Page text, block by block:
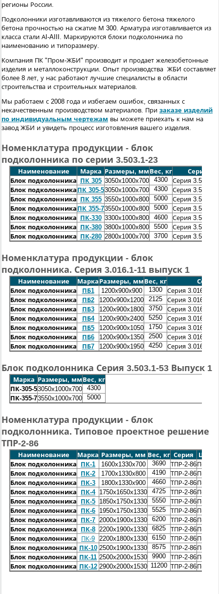
регионы России.
Подколонники изготавливаются из тяжелого бетона тяжелого
бетона прочностью на сжатие М 300. Арматура изготавливается из
класса стали АI-AIII. Маркируются блоки подколонника по
наименованию и типоразмеру.
Компания ПК "Пром-ЖБИ" производит и продает железобетонные
изделия и металлоконструкции. Опыт производства ЖБИ составляет
более 8 лет, у нас работают лучшие специалисты в области
строительства и строительных материалов.
Мы работаем с 2008 года и избегаем ошибок, связанных с
некачественным производством материалов. При заказе изделий
по индивидуальным чертежам вы можете приехать к нам на
завод ЖБИ и увидеть процесс изготовления вашего изделия.
Номенклатура продукции - блок
подколонника по серии 3.503.1-23
Наименование Марка Размеры, мм Вес, кг
Серия
Блок подколонника ПК 305 3050х1000х700 4300
Серия 3.503.1-
Блок подколонника ПК 305-53050х1000х700 4300
Серия 3.503.1-
Блок подколонника ПК 355 3550х1000х800 5000
Серия 3.503.1-
Блок подколонника ПК 355-73550х1000х800 5000
Серия 3.503.1-
Блок подколонника ПК-330 3300х1000х800 4600
Серия 3.503.1-
Блок подколонника ПК-380 3800х1000х800 5500
Серия 3.503.1-
Блок подколонника ПК-280 2800х1000х700 3700 Серия 3.503.1-
Номенклатура продукции - блок
подколонника. Серия 3.016.1-11 выпуск 1
Наименование Марка Размеры, мм Вес, кг
Серия
Блок подколонника
ПБ1 1200х900х900 1300
Серия 3.016.1-
Блок подколонника
ПБ2 1200х900х1200 2125
Серия 3.016.1-
Блок подколонника
ПБ3 1200х900х1800 3750
Серия 3.016.1-
Блок подколонника
ПБ4 1200х900х2400 5250
Серия 3.016.1-
Блок подколонника
ПБ5 1200х900х1050 1750
Серия 3.016.1-
Блок подколонника
ПБ6 1200х900х1350 2500
Серия 3.016.1-
Блок подколонника
ПБ7 1200х900х1950 4250 Серия 3.016.1-
Блок подколонника Серия 3.503.1-53 Выпуск 1
Марка Размеры, мм Вес, кг
ПК-305-53050х1000х700
4300
ПК-355-73550х1000х700 5000
Номенклатура продукции - блок
подколонника. Типовое проектное решение
ТПР-2-86
Наименование Марка Размеры, мм Вес, кг Серия
Цена,
Блок подколонника
ПК-1 1600х1330х700 3690 ТПР-2-86По
Блок подколонника
ПК-2 1700х1330х800 4190 ТПР-2-86По
Блок подколонника
ПК-3 1800х1330х900 4660 ТПР-2-86По
Блок подколонника
ПК-4 1750х1650х1330 4725 ТПР-2-86По
Блок подколонника
ПК-5 1850х1750х1330 5550 ТПР-2-86По
Блок подколонника
ПК-6 1950х1750х1330 5525 ТПР-2-86По
Блок подколонника
ПК-7 2000х1900х1330 6200 ТПР-2-86По
Блок подколонника
ПК-8 2200х1900х1330 6825 ТПР-2-86По
Блок подколонника
ПК-9 2200х1800х1330 6150 ТПР-2-86По
Блок подколонника ПК-10 2500х1900х1330 8575 ТПР-2-86По
Блок подколонника ПК-11 2500х2000х1530 9900 ТПР-2-86По
Блок подколонника ПК-12 2900х2000х1530 11200 ТПР-2-86По